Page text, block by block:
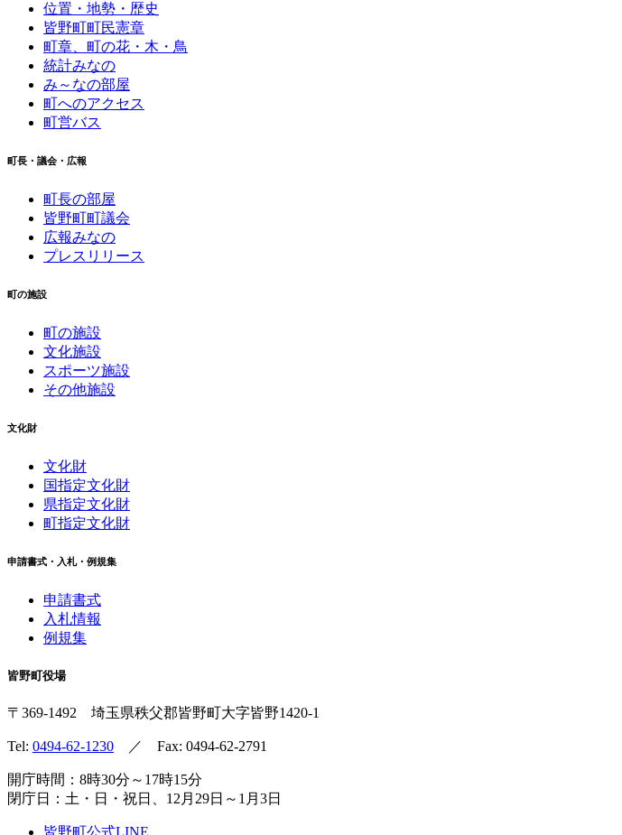
位置・地勢・歴史
皆野町町民憲章
町章、町の花・木・鳥
統計みなの
み～なの部屋
町へのアクセス
町営バス
町長・議会・広報
町長の部屋
皆野町町議会
広報みなの
プレスリリース
町の施設
町の施設
文化施設
スポーツ施設
その他施設
文化財
文化財
国指定文化財
県指定文化財
町指定文化財
申請書式・入札・例規集
申請書式
入札情報
例規集
皆野町役場
〒369-1492 埼玉県秩父郡皆野町大字皆野1420-1
Tel: 0494-62-1230 ／ Fax: 0494-62-2791
開庁時間：8時30分～17時15分
閉庁日：土・日・祝日、12月29日～1月3日